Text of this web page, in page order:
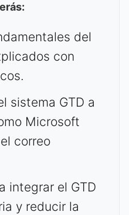
del
con
sistema GTD a
Microsoft
correo
integrar el GTD
y reducir la